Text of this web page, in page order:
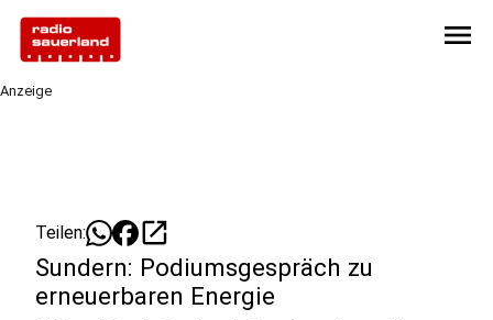
menu
Anzeige
Teilen: open_in_new
Sundern: Podiumsgespräch zu
erneuerbaren Energie